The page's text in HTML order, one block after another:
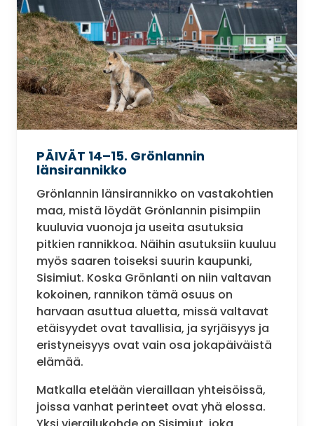
PÄIVÄT 14–15. Grönlannin
länsirannikko
Grönlannin länsirannikko on vastakohtien
maa, mistä löydät Grönlannin pisimpiin
kuuluvia vuonoja ja useita asutuksia
pitkien rannikkoa. Näihin asutuksiin kuuluu
myös saaren toiseksi suurin kaupunki,
Sisimiut. Koska Grönlanti on niin valtavan
kokoinen, rannikon tämä osuus on
harvaan asuttua aluetta, missä valtavat
etäisyydet ovat tavallisia, ja syrjäisyys ja
eristyneisyys ovat vain osa jokapäiväistä
elämää.
Matkalla etelään vieraillaan yhteisöissä,
joissa vanhat perinteet ovat yhä elossa.